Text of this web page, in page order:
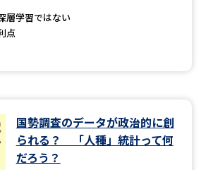
層学習ではない
点
国勢調査のデータが政治的に創
られる？ 「人種」統計って何
だろう？